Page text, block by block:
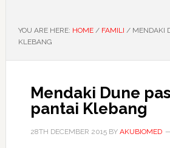
YOU ARE HERE: HOME / FAMILI /MENDAKI
KLEBANG
Mendaki Dune
pantai Klebang
28TH DECEMBER 2015BY AKUBIOMED